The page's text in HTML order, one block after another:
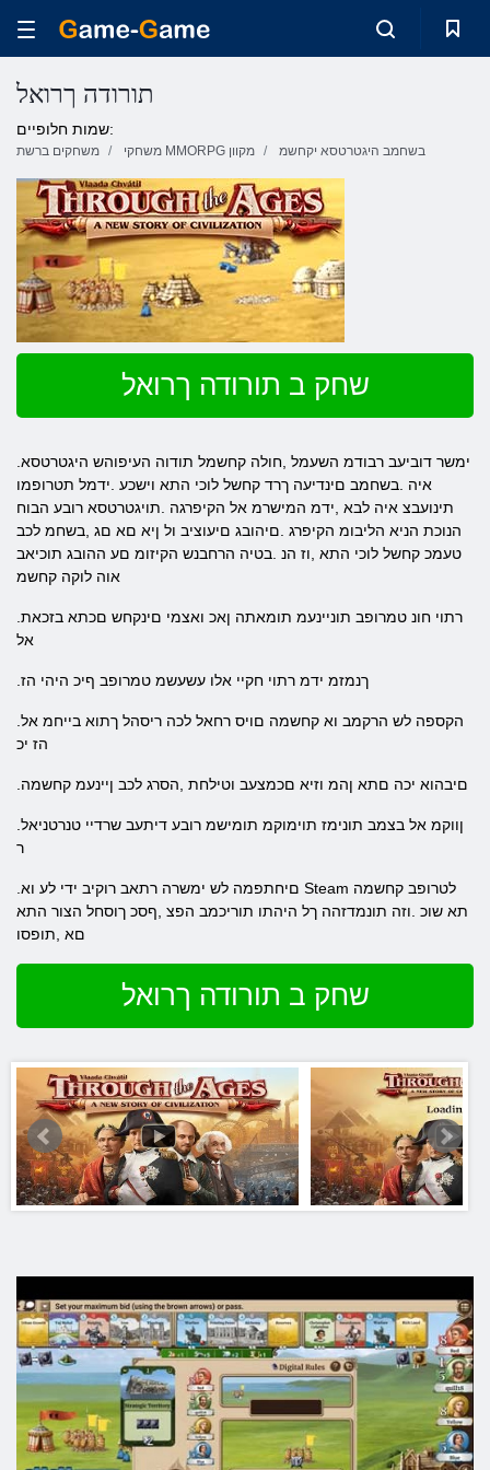
תורודה ךרואל
שמות חלופיים:
משחקים ברשת משחקי MMORPG מקוון בשחמב היגטרטסא יקחשמ
שחק ב תורודה ךרואל
איה .בשחמב םינדיעה ךרד קחשל לוכי התא וישכע .ידמל תטרופמו
תינועבצ איה לבא ,ידמ המישרמ אל הקיפרגה .תויגטרטסא רובע הבוח
הנוכת הניא הליבומ הקיפרג .םיהובג םיעוציב ול ןיא םא םג ,בשחמ לכב
טעמכ קחשל לוכי התא ,וז הנ .בטיה הרחבנש הקיזומ םע ההובג תוכיאב
אוה לוקה קחשמ
אל
.ךנמזמ ידמ רתוי חקיי אלו עשעשמ טמרופב ףיכ היהי הז
הז יכ
.םיבהוא יכה םתא ןהמ וזיא םכמצעב וטילחת ,הסרג לכב ןיינעמ קחשמה
ר
תא שוכ .וזה תונמדזהה ךל היהתו תוריכמב הפצ ,ףסכ ךוסחל הצור התא
םא ,תופסו
שחק ב תורודה ךרואל